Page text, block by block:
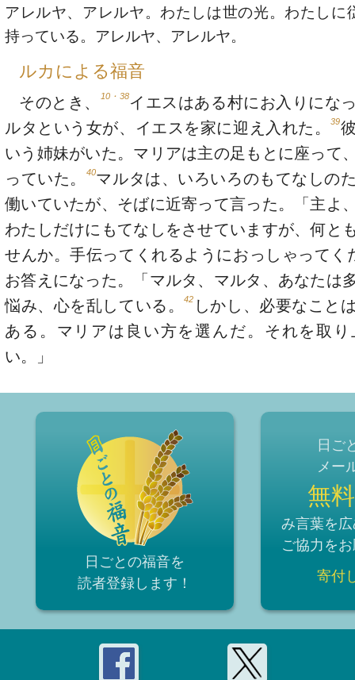
アレルヤ、アレルヤ。わたしは世の光。わたしに
持っている。アレルヤ、アレルヤ。
ルカによる福音
そのとき、 10・38イエスはある村にお入りにな
ルタという女が、イエスを家に迎え入れた。39
いう姉妹がいた。マリアは主の足もとに座って
っていた。
40マルタは、いろいろのもてなしの
働いていたが、そばに近寄って言った。「主よ
わたしだけにもてなしをさせていますが、何と
せんか。手伝ってくれるようにおっしゃってく
お答えになった。「マルタ、マルタ、あなたは
悩み、心を乱している。42 しかし、必要なこと
ある。マリアは良い方を選んだ。それを取
い。」
日ごとの福音を
読者登録 します！
日ご
メー
無料
み言葉を
ご協力を
寄付